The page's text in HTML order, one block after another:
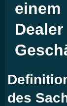
einem
des